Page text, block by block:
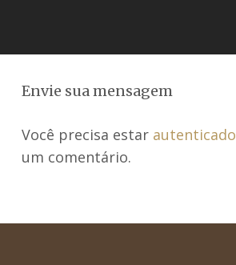
Envie sua mensagem
Você precisa estar autenticado
um comentário.